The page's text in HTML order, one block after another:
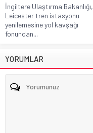
İngiltere Ulaştırma Bakanlığı,
Leicester tren istasyonu
yenilemesine yol kavşağı
fonundan...
YORUMLAR